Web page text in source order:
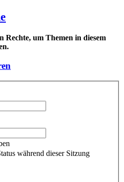
Rechte, um Themen in diesem
während dieser Sitzung